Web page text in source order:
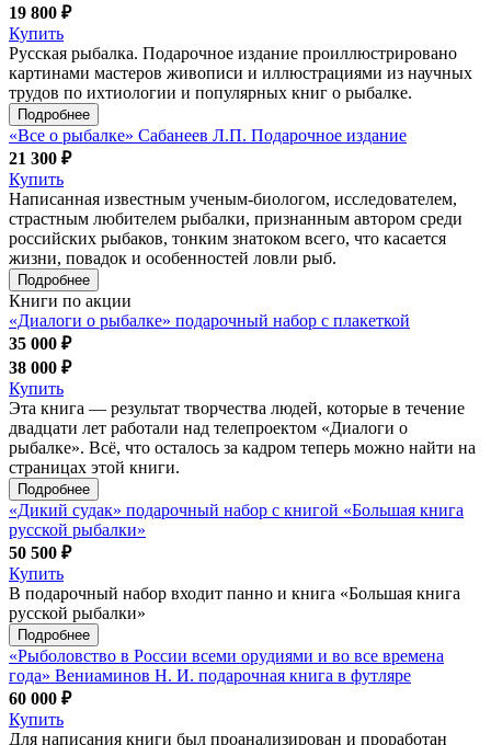
19 800 ₽
Купить
Русская рыбалка. Подарочное издание проиллюстрировано
картинами мастеров живописи и иллюстрациями из научных
трудов по ихтиологии и популярных книг о рыбалке.
Подробнее
«Все о рыбалке» Сабанеев Л.П. Подарочное издание
21 300 ₽
Купить
Написанная известным ученым-биологом, исследователем,
страстным любителем рыбалки, признанным автором среди
российских рыбаков, тонким знатоком всего, что касается
жизни, повадок и особенностей ловли рыб.
Подробнее
Книги по акции
«Диалоги о рыбалке» подарочный набор с плакеткой
35 000 ₽
38 000 ₽
Купить
Эта книга — результат творчества людей, которые в течение
двадцати лет работали над телепроектом «Диалоги о
рыбалке». Всё, что осталось за кадром теперь можно найти на
страницах этой книги.
Подробнее
«Дикий судак» подарочный набор с книгой «Большая книга
русской рыбалки»
50 500 ₽
Купить
В подарочный набор входит панно и книга «Большая книга
русской рыбалки»
Подробнее
«Рыболовство в России всеми орудиями и во все времена
года» Вениаминов Н. И. подарочная книга в футляре
60 000 ₽
Купить
Для написания книги был проанализирован и проработан